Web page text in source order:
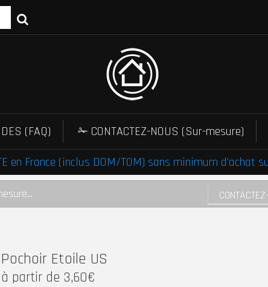
(FAQ)
✁ CONTACTEZ-NOUS (Sur-mesure)
en France (inclus DOM/TOM) sans minimum d'achat
Pochoir Etoile US
à partir de 3,60€